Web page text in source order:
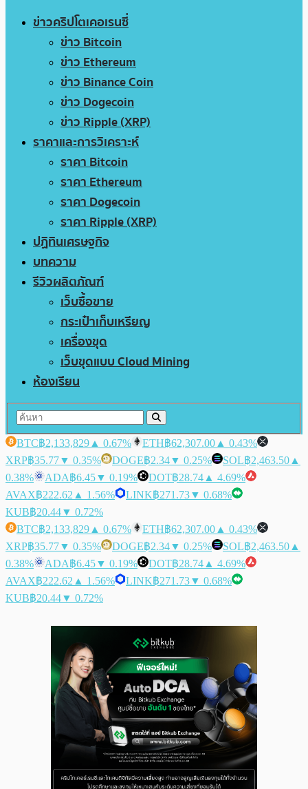
ข่าวคริปโตเคอเรนซี่
ข่าว Bitcoin
ข่าว Ethereum
ข่าว Binance Coin
ข่าว Dogecoin
ข่าว Ripple (XRP)
ราคาและการวิเคราะห์
ราคา Bitcoin
ราคา Ethereum
ราคา Dogecoin
ราคา Ripple (XRP)
ปฏิทินเศรษฐกิจ
บทความ
รีวิวผลิตภัณฑ์
เว็บซื้อขาย
กระเป๋าเก็บเหรียญ
เครื่องขุด
เว็บขุดแบบ Cloud Mining
ห้องเรียน
BTC฿2,133,829 ▲ 0.67% ETH฿62,307.00 ▲ 0.43%
XRP฿35.77▼ 0.35% DOGE฿2.34▼ 0.25% SOL฿2,463.50 ▲
0.38%
ADA฿6.45▼ 0.19% DOT฿28.74 ▲ 4.69%
AVAX฿222.62 ▲ 1.56% LINK฿271.73▼ 0.68%
KUB฿20.44▼ 0.72%
BTC฿2,133,829 ▲ 0.67% ETH฿62,307.00 ▲ 0.43%
XRP฿35.77▼ 0.35% DOGE฿2.34▼ 0.25% SOL฿2,463.50 ▲
0.38%
ADA฿6.45▼ 0.19% DOT฿28.74 ▲ 4.69%
AVAX฿222.62 ▲ 1.56% LINK฿271.73▼ 0.68%
KUB฿20.44▼ 0.72%